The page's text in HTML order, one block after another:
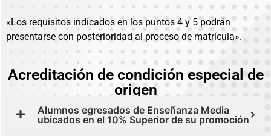
«Los requisitos indicados en los puntos 4 y 5 podrán
presentarse con posterioridad al proceso de matrícula».
Acreditación de condición especial de
origen
Alumnos egresados de Enseñanza Media
ubicados en el 10% Superior de su promoción